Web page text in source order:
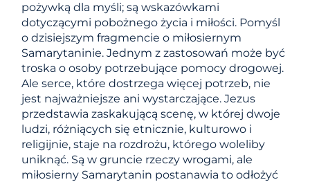
pożywką dla myśli; są wskazówkami
dotyczącymi pobożnego życia i miłości. Pomyśl
o dzisiejszym fragmencie o miłosiernym
Samarytaninie. Jednym z zastosowań może być
troska o osoby potrzebujące pomocy drogowej.
Ale serce, które dostrzega więcej potrzeb, nie
jest najważniejsze ani wystarczające. Jezus
przedstawia zaskakującą scenę, w której dwoje
ludzi, różniących się etnicznie, kulturowo i
religijnie, staje na rozdrożu, którego woleliby
uniknąć. Są w gruncie rzeczy wrogami, ale
miłosierny Samarytanin postanawia to odłożyć